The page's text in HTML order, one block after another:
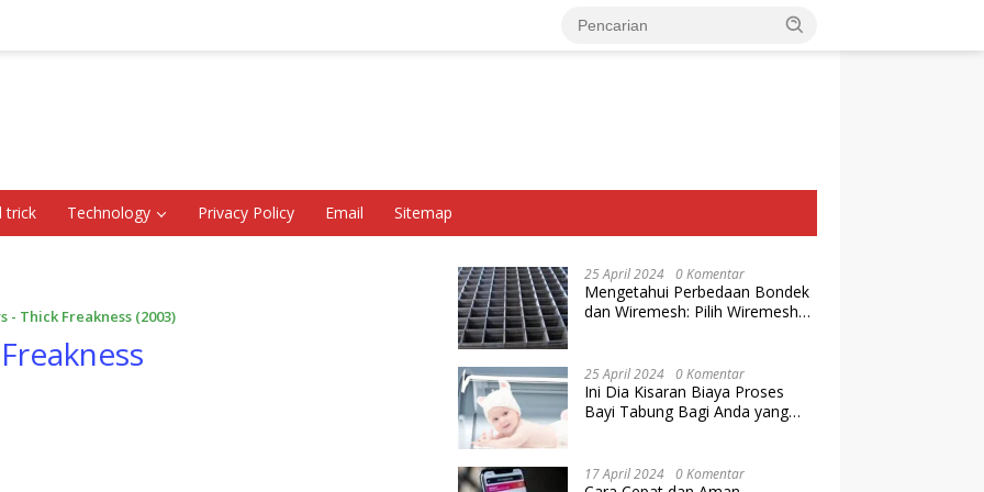
trick Technology Privacy Policy Email Sitemap
- Thick Freakness (2003)
25 April 2024 0 Komentar
Mengetahui Perbedaan Bondek
dan Wiremesh: Pilih Wiremesh
25 April 2024 0 Komentar
Ini Dia Kisaran Biaya Proses
Bayi Tabung Bagi Anda yang
17 April 2024 0 Komentar